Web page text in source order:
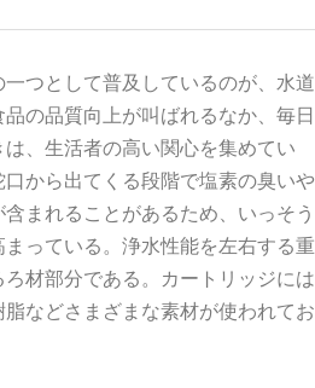
つとして普及しているのが、水道
品の品質向上が叫ばれるなか、毎日
、生活者の高い関心を集めてい
から出てくる段階で塩素の臭いや
まれることがあるため、いっそう
っている。浄水性能を左右する重
材部分である。カートリッジには
などさまざまな素材が使われてお